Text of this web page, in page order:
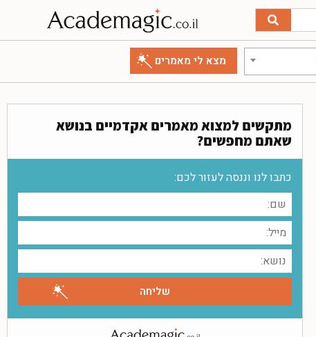
מתקשים למצוא מאמרים אקדמיים בנושא
שאתם מחפשים?
כתבו לנו וננסה לעזור לכם: